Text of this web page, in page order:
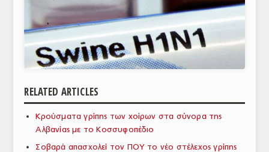
ΕΥΡΩΠΑΪΚΕΣ ΑΠΟΦΑΣΕΙΣ
ΘΕΜΑΤΑ
ΕΜΠΟΡΙΚΟΣ ΚΑΤΑΛΟΓΟΣ
ΠΑΡΑΓΩΓΗ & ΕΜΠΟΡΙΑ
ΣΦΑΓΕΙΑ
RELATED ARTICLES
Κρούσματα γρίπης των χοίρων στα σύνορα της
Αλβανίας με το Κοσσυφοπέδιο
Σοβαρά απασχολεί τον ΠΟΥ το νέο στέλεχος γρίπης